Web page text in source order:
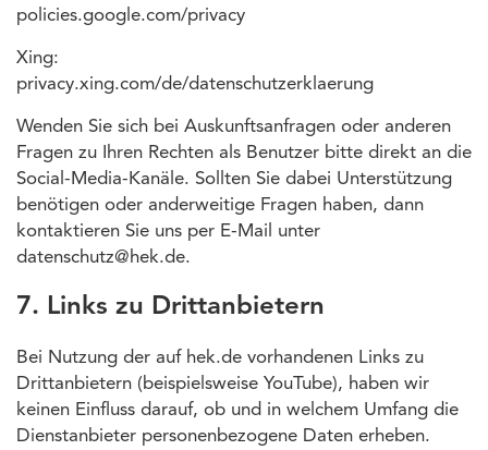
policies.google.com/privacy
Xing:
privacy.xing.com/de/datenschutzerklaerung
Wenden Sie sich bei Auskunftsanfragen oder anderen
Fragen zu Ihren Rechten als Benutzer bitte direkt an die
Social-Media-Kanäle. Sollten Sie dabei Unterstützung
benötigen oder anderweitige Fragen haben, dann
kontaktieren Sie uns per E-Mail unter
datenschutz@hek.de.
7. Links zu Drittanbietern
Bei Nutzung der auf hek.de vorhandenen Links zu
Drittanbietern (beispielsweise YouTube), haben wir
keinen Einfluss darauf, ob und in welchem Umfang die
Dienstanbieter personenbezogene Daten erheben.